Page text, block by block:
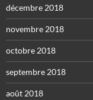
décembre 2018
novembre 2018
octobre 2018
septembre 2018
août 2018